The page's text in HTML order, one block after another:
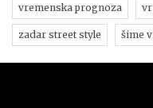
vremenska prognoza
zadar street style šime